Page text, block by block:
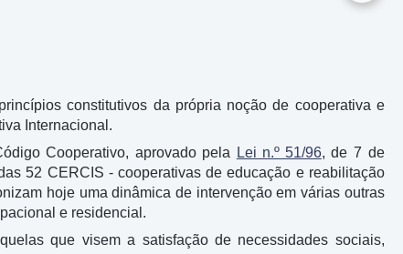
constitutivos da própria noção de cooperativa e
Internacional.
Cooperativo, aprovado pela
Lei n.º 51/96, de 7 de
52 CERCIS - cooperativas de educação e reabilitação
hoje uma dinâmica de intervenção em várias outras
e residencial.
que visem a satisfação de necessidades sociais,